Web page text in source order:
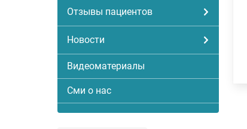
Отзывы пациентов
Новости
Видеоматериалы
Сми о нас